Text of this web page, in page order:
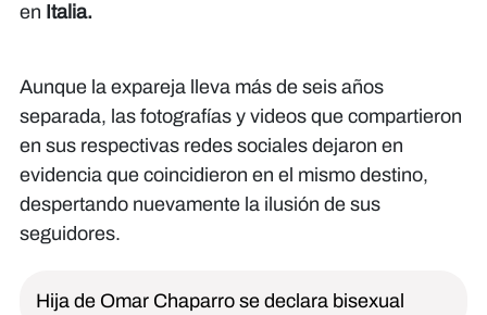
en Italia.
Aunque la expareja lleva más de seis años
separada, las fotografías y videos que compartieron
en sus respectivas redes sociales dejaron en
evidencia que coincidieron en el mismo destino,
despertando nuevamente la ilusión de sus
seguidores.
Hija de Omar Chaparro se declara bisexual